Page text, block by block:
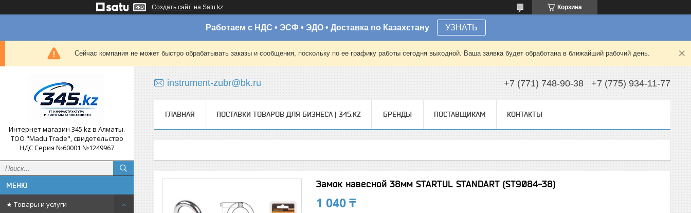
Создать сайт на Satu.kz Корзина
Работаем с НДС • ЭСФ • ЭДО • Доставка по Казахстану УЗНАТЬ
Сейчас компания не может быстро обрабатывать заказы и сообщения, поскольку по ее графику работы сегодня выходной. Ваша заявка будет обработана в ближайший рабочий день.
Интернет магазин 345.kz в Алматы.
ТОО "Madu Trade", свидетельство
НДС Серия №60001 №1249967
★ Товары и услуги
instrument-zubr@bk.ru +7 (771) 748-90-38 +7 (775) 934-11-77
ГЛАВНАЯ ПОСТАВКИ ТОВАРОВ ДЛЯ БИЗНЕСА | 345.KZ БРЕНДЫ ПОСТАВЩИКАМ КОНТАКТЫ
Замок навесной 38мм STARTUL STANDART (ST9084-38)
1 040 ₸